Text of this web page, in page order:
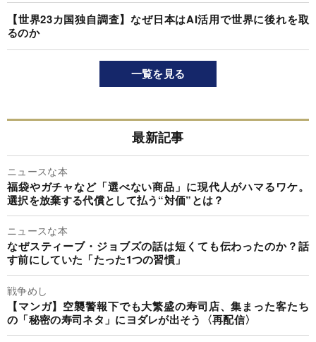
【世界23カ国独自調査】なぜ日本はAI活用で世界に後れを取
るのか
一覧を見る
最新記事
ニュースな本
福袋やガチャなど「選べない商品」に現代人がハマるワケ。
選択を放棄する代償として払う“対価”とは？
ニュースな本
なぜスティーブ・ジョブズの話は短くても伝わったのか？話
す前にしていた「たった1つの習慣」
戦争めし
【マンガ】空襲警報下でも大繁盛の寿司店、集まった客たち
の「秘密の寿司ネタ」にヨダレが出そう〈再配信〉